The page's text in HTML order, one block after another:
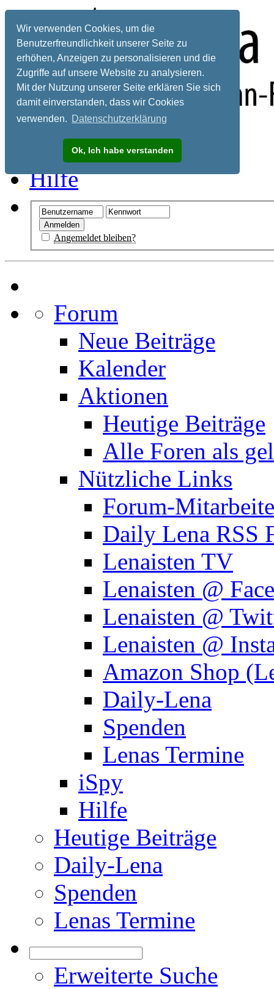
Wir verwenden Cookies, um die
Benutzerfreundlichkeit unserer Seite zu
erhöhen, Anzeigen zu personalisieren und die
Zugriffe auf unsere Website zu analysieren.
Mit der Nutzung unserer Seite erklären Sie sich
damit einverstanden, dass wir Cookies
verwenden. Datenschutzerklärung
Ok, Ich habe verstanden
Registrieren
Hilfe
Angemeldet bleiben?
Forum
Neue Beiträge
Kalender
Aktionen
Heutige Beiträge
Alle Foren als
Nützliche Links
Forum-
Daily Lena RSS
Lenaisten TV
Lenaisten @
Lenaisten @
Lenaisten @
Amazon Shop
Daily-Lena
Spenden
Lenas Termine
iSpy
Hilfe
Heutige Beiträge
Daily-Lena
Spenden
Lenas Termine
Erweiterte Suche